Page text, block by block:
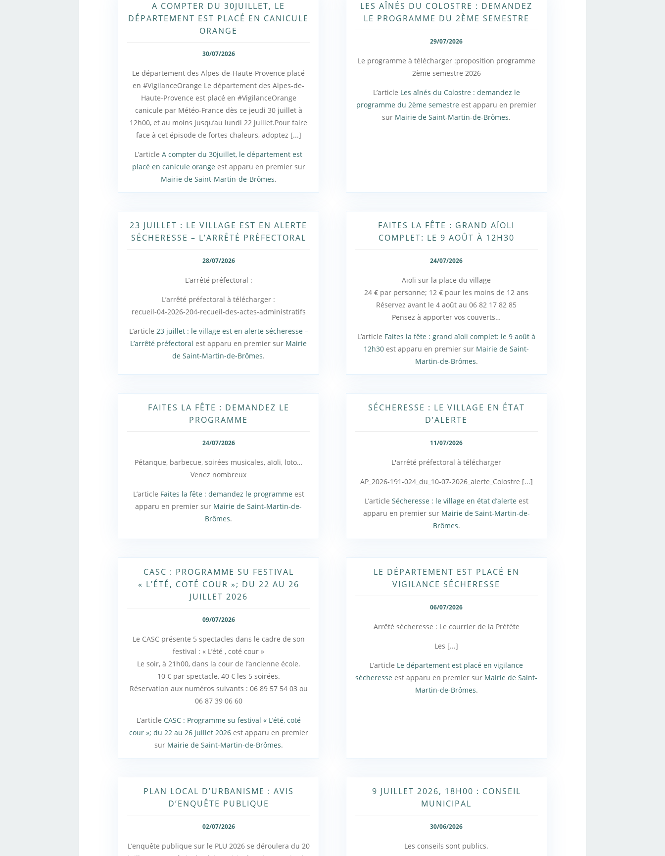
A COMPTER DU 30JUILLET, LE
DÉPARTEMENT EST PLACÉ EN CANICULE
ORANGE
30/07/2026
Le département des Alpes-de-Haute-Provence placé
en #VigilanceOrange Le département des Alpes-de-
Haute-Provence est placé en #VigilanceOrange
canicule par Météo-France dès ce jeudi 30 juillet à
12h00, et au moins jusqu’au lundi 22 juillet.Pour faire
face à cet épisode de fortes chaleurs, adoptez [...]
L’articleA compter du 30juillet, le département est
placé en canicule orange est apparu en premier sur
Mairie de Saint-Martin-de-Brômes.
LES AÎNÉS DU COLOSTRE : DEMANDEZ
LE PROGRAMME DU 2ÈME SEMESTRE
29/07/2026
Le programme à télécharger :proposition programme
2ème semestre 2026
L’article Les aînés du Colostre : demandez le
programme du 2ème semestre est apparu en premier
sur Mairie de Saint-Martin-de-Brômes.
23 JUILLET : LE VILLAGE EST EN ALERTE
SÉCHERESSE – L’ARRÊTÉ PRÉFECTORAL
28/07/2026
L’arrêté préfectoral :
L’arrêté préfectoral à télécharger :
recueil-04-2026-204-recueil-des-actes-administratifs
L’article 23 juillet : le village est en alerte sécheresse –
L’arrêté préfectoral est apparu en premier sur Mairie
de Saint-Martin-de-Brômes.
FAITES LA FÊTE : GRAND AÏOLI
COMPLET: LE 9 AOÛT À 12H30
24/07/2026
Aïoli sur la place du village
24 € par personne; 12 € pour les moins de 12 ans
Réservez avant le 4 août au 06 82 17 82 85
Pensez à apporter vos couverts…
L’article Faites la fête : grand aïoli complet: le 9 août à
12h30 est apparu en premier sur Mairie de Saint-
Martin-de-Brômes.
FAITES LA FÊTE : DEMANDEZ LE
PROGRAMME
24/07/2026
Pétanque, barbecue, soirées musicales, aïoli, loto…
Venez nombreux
L’article Faites la fête : demandez le programme est
apparu en premier sur Mairie de Saint-Martin-de-
Brômes.
SÉCHERESSE : LE VILLAGE EN ÉTAT
D’ALERTE
11/07/2026
L'arrêté préfectoral à télécharger
AP_2026-191-024_du_10-07-2026_alerte_Colostre [...]
L’article Sécheresse : le village en état d’alerte est
apparu en premier sur Mairie de Saint-Martin-de-
Brômes.
CASC : PROGRAMME SU FESTIVAL
« L’ÉTÉ, COTÉ COUR »; DU 22 AU 26
JUILLET 2026
09/07/2026
Le CASC présente 5 spectacles dans le cadre de son
festival : « L’été , coté cour »
Le soir, à 21h00, dans la cour de l’ancienne école.
10 € par spectacle, 40 € les 5 soirées.
Réservation aux numéros suivants : 06 89 57 54 03 ou
06 87 39 06 60
L’article CASC : Programme su festival « L’été, coté
cour »; du 22 au 26 juillet 2026est apparu en premier
sur Mairie de Saint-Martin-de-Brômes.
LE DÉPARTEMENT EST PLACÉ EN
VIGILANCE SÉCHERESSE
06/07/2026
Arrêté sécheresse : Le courrier de la Préfète
Les [...]
L’article Le département est placé en vigilance
sécheresse est apparu en premier sur Mairie de Saint-
Martin-de-Brômes.
PLAN LOCAL D’URBANISME : AVIS
D’ENQUÊTE PUBLIQUE
02/07/2026
L’enquête publique sur le PLU 2026 se déroulera du 20
9 JUILLET 2026, 18H00 : CONSEIL
MUNICIPAL
30/06/2026
Les conseils sont publics.